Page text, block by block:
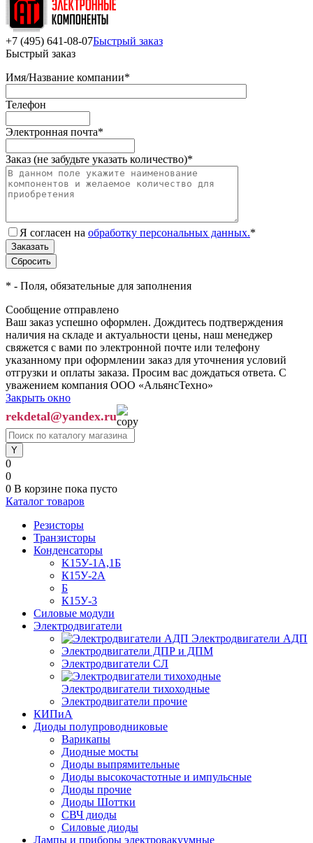
+7 (495) 641-08-07Быстрый заказ
Быстрый заказ
Имя/Название компании*
Телефон
Электронная почта*
Заказ (не забудьте указать количество)*
Я согласен на обработку персональных данных.*
* - Поля, обязательные для заполнения
Сообщение отправлено
Ваш заказ успешно оформлен. Дождитесь подтверждения
наличия на складе и актуальности цены, наш менеджер
свяжется с вами по электронной почте или телефону
указанному при оформлении заказ для уточнения условий
отгрузки и оплаты заказа. Просим вас дождаться ответа. С
уважением компания ООО «АльянсТехно»
Закрыть окно
rekdetal@yandex.ru
0
0
0 В корзине пока пусто
Каталог товаров
Резисторы
Транзисторы
Конденсаторы
K15У-1А,1Б
К15У-2А
Б
К15У-3
Силовые модули
Электродвигатели
Электродвигатели АДП
Электродвигатели ДПР и ДПМ
Электродвигатели СЛ
Электродвигатели тихоходные
Электродвигатели прочие
КИПиА
Диоды полупроводниковые
Варикапы
Диодные мосты
Диоды выпрямительные
Диоды высокочастотные и импульсные
Диоды прочие
Диоды Шоттки
СВЧ диоды
Силовые диоды
Лампы и приборы электровакуумные